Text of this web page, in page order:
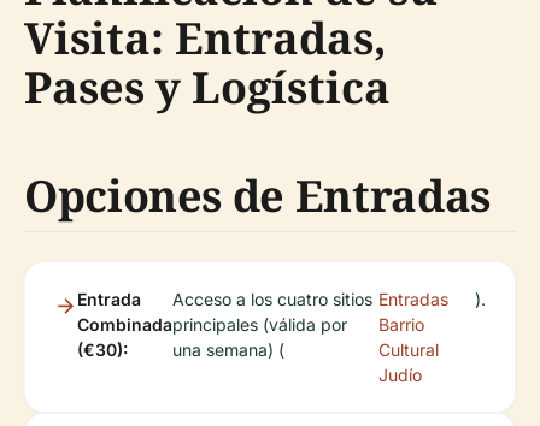
Visita: Entradas,
Pases y Logística
Opciones de Entradas
Entrada
Combinada
(€30):
Acceso a los cuatro sitios
principales (válida por
una semana) (
Entradas
Barrio
Cultural
Judío
).